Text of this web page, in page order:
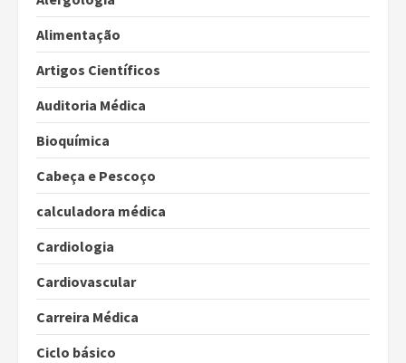
Alimentação
Artigos Científicos
Auditoria Médica
Bioquímica
Cabeça e Pescoço
calculadora médica
Cardiologia
Cardiovascular
Carreira Médica
Ciclo básico